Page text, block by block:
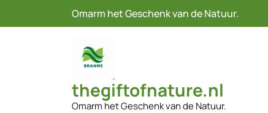
Omarm het Geschenk van de Natuur.
thegiftofnature.nl
Omarm het Geschenk van de Natuur.